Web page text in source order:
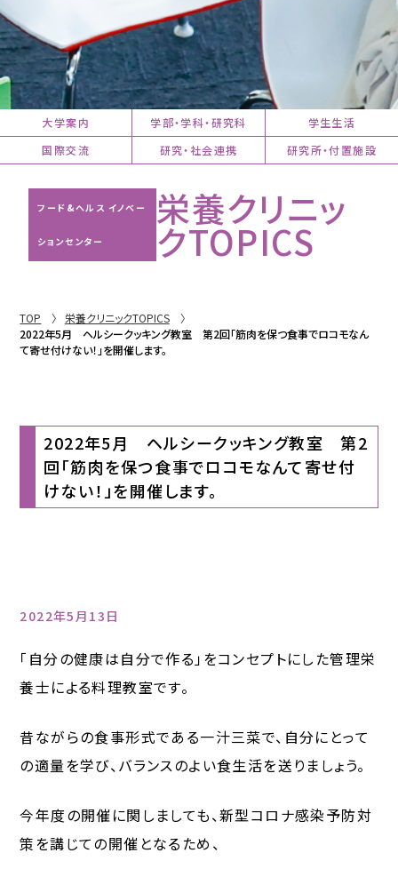
大学案内 学部・学科・研究科
学生生活
国際交流
研究・社会連携 研究所・付置施設
フード&ヘルス イノベー
ションセンター
栄養クリニッ
クTOPICS
TOP
栄養クリニックTOPICS
2022年5月 ヘルシークッキング教室 第2回「筋肉を保つ食事でロコモなん
て寄せ付けない！」を開催します。
2022年5月 ヘルシークッキング教室 第2
回「筋肉を保つ食事でロコモなんて寄せ付
けない！」を開催します。
2022年5月13日
「自分の健康は自分で作る」をコンセプトにした管理栄
養士による料理教室です。
昔ながらの食事形式である一汁三菜で、自分にとって
の適量を学び、バランスのよい食生活を送りましょう。
今年度の開催に関しましても、新型コロナ感染予防対
策を講じての開催となるため、